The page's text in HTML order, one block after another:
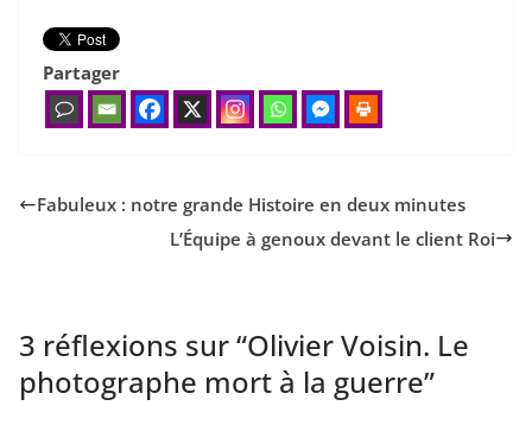
Partager
Fabuleux : notre grande Histoire en deux minutes
L’Équipe à genoux devant le client Roi
3 réflexions sur “Olivier Voisin. Le
photographe mort à la guerre”